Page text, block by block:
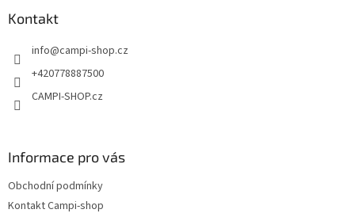
Kontakt
info@campi-shop.cz
+420778887500
CAMPI-SHOP.cz
Informace pro vás
Obchodní podmínky
Kontakt Campi-shop